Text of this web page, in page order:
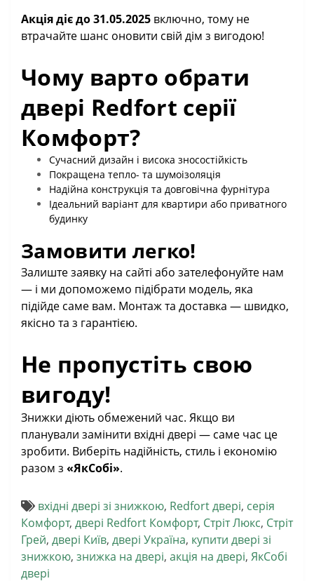
Акція діє до 31.05.2025 включно, тому не
втрачайте шанс оновити свій дім з вигодою!
Чому варто обрати
двері Redfort серії
Комфорт?
Сучасний дизайн і висока зносостійкість
Покращена тепло- та шумоізоляція
Надійна конструкція та довговічна фурнітура
Ідеальний варіант для квартири або приватного
будинку
Замовити легко!
Залиште заявку на сайті або зателефонуйте нам
— і ми допоможемо підібрати модель, яка
підійде саме вам. Монтаж та доставка — швидко,
якісно та з гарантією.
Не пропустіть свою
вигоду!
Знижки діють обмежений час. Якщо ви
планували замінити вхідні двері — саме час це
зробити. Виберіть надійність, стиль і економію
разом з «ЯкСобі».
вхідні двері зі знижкою, Redfort двері, серія
Комфорт, двері Redfort Комфорт, Стріт Люкс, Стріт
Грей, двері Київ, двері Україна, купити двері зі
знижкою, знижка на двері, акція на двері, ЯкСобі
двері